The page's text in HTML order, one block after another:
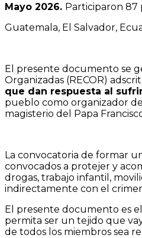
Mayo 2026. Participaron 87
Guatemala, El Salvador,
El presente documento se
Organizadas (RECOR)
que dan respuesta al
pueblo como organizador
magisterio del Papa
La convocatoria de formar
convocados a protejer y
drogas, trabajo infantil,
indirectamente con el
El presente documento es
permita ser un tejido que
de todos los miembros sea